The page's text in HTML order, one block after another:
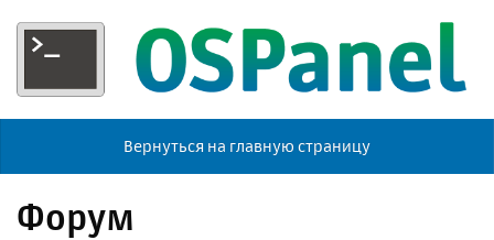
Вернуться на главную страницу
Форум